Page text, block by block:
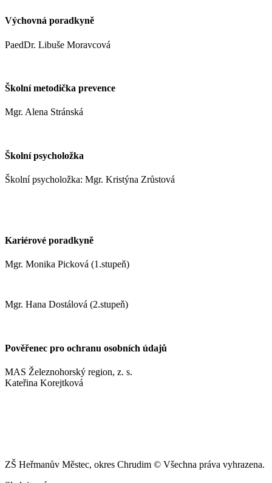
Výchovná poradkyně
PaedDr. Libuše Moravcová
Školní metodička prevence
Mgr. Alena Stránská
Školní psycholožka
Školní psycholožka: Mgr. Kristýna Zrůstová
Kariérové poradkyně
Mgr. Monika Picková (1.stupeň)
Mgr. Hana Dostálová (2.stupeň)
Pověřenec pro ochranu osobních údajů
MAS Železnohorský region, z. s.
Kateřina Korejtková
ZŠ Heřmanův Městec, okres Chrudim © Všechna práva vyhrazena.